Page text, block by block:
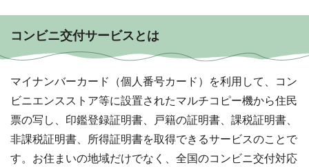
コンビニ交付サービスとは
マイナンバーカード（個人番号カード）を利用して、コン
ビニエンスストア等に設置されたマルチコピー機から住民
票の写し、印鑑登録証明書、戸籍の証明書、課税証明書、
非課税証明書、所得証明書を取得できるサービスのことで
す。お住まいの地域だけでなく、全国のコンビニ交付対応